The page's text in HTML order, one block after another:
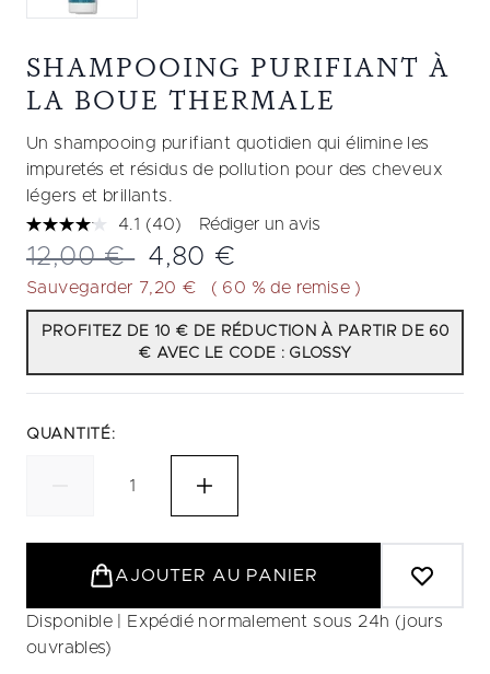
SHAMPOOING PURIFIANT À
LA BOUE THERMALE
Un shampooing purifiant quotidien qui élimine les
impuretés et résidus de pollution pour des cheveux
légers et brillants.
4.1 Lire
40
avis.
Lien
la
même
page.
(40) Rédiger un avis
Prix de vente :
12,00 € Prix ​​actuel :
4,80 €
Sauvegarder 7,20 € ( 60 % de remise )
PROFITEZ DE 10 € DE RÉDUCTION À PARTIR DE 60
€ AVEC LE CODE : GLOSSY
QUANTITÉ:
AJOUTER AU PANIER
Disponible | Expédié normalement sous 24h (jours
ouvrables)